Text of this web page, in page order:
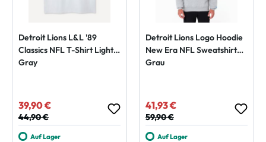
Detroit Lions L&L '89
Classics NFL T-Shirt Light
Gray
Verkaufspreis:
39,90 €
Regulärer Preis:
44,90 €
Auf Lager
Detroit Lions Logo Hoodie
New Era NFL Sweatshirt
Grau
Verkaufspreis:
41,93 €
Regulärer Preis:
59,90 €
Auf Lager